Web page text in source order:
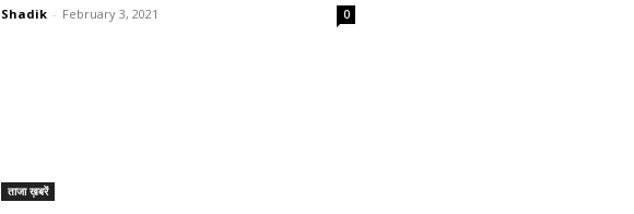
Shadik - February 3, 2021 0
ताजा ख़बरें